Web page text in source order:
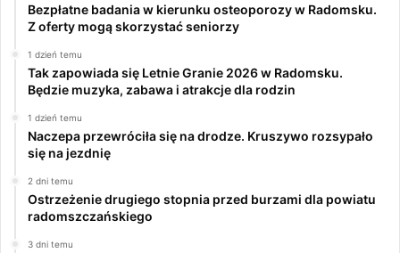
Bezpłatne badania w kierunku osteoporozy w Radomsku.
Z oferty mogą skorzystać seniorzy
1 dzień temu
Tak zapowiada się Letnie Granie 2026 w Radomsku.
Będzie muzyka, zabawa i atrakcje dla rodzin
1 dzień temu
Naczepa przewróciła się na drodze. Kruszywo rozsypało
się na jezdnię
2 dni temu
Ostrzeżenie drugiego stopnia przed burzami dla powiatu
radomszczańskiego
3 dni temu